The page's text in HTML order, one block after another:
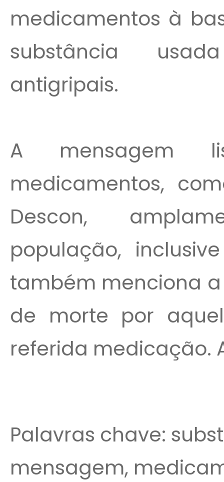
medicamentos à
substância
antigripais.
A mensagem
medicamentos,
Descon,
população,
também menciona
de morte por
referida medicação.
Palavras chave:
mensagem,